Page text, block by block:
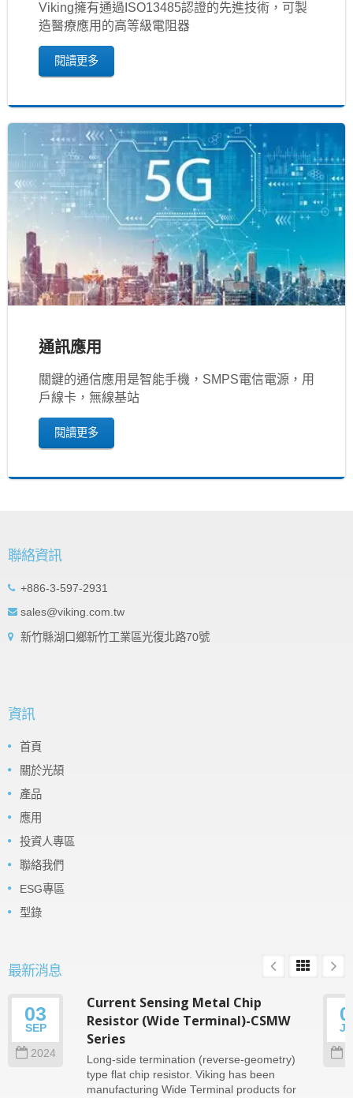
Viking擁有通過ISO13485認證的先進技術，可製
造醫療應用的高等級電阻器
閱讀更多
通訊應用
關鍵的通信應用是智能手機，SMPS電信電源，用
戶線卡，無線基站
閱讀更多
聯絡資訊
+886-3-597-2931
sales@viking.com.tw
新竹縣湖口鄉新竹工業區光復北路70號
資訊
首頁
關於光頡
產品
應用
投資人專區
聯絡我們
ESG專區
型錄
最新消息
03
SEP
2024
Current Sensing Metal Chip
Resistor (Wide Terminal)-CSMW
Series
Long-side termination (reverse-geometry)
type flat chip resistor. Viking has been
manufacturing Wide Terminal products for